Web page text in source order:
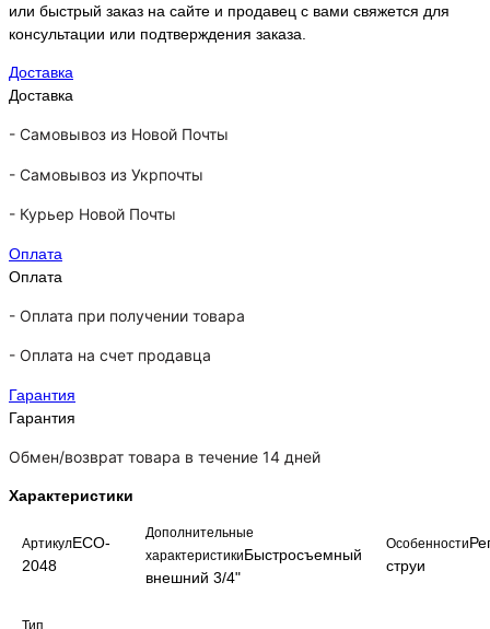
или быстрый заказ на сайте и продавец с вами свяжется для
консультации или подтверждения заказа.
Доставка
Доставка
- Самовывоз из Новой Почты
- Самовывоз из Укрпочты
- Курьер Новой Почты
Оплата
Оплата
- Оплата при получении товара
- Оплата на счет продавца
Гарантия
Гарантия
Обмен/возврат товара в течение 14 дней
Характеристики
АртикулECO-
2048
Дополнительные
характеристикиБыстросъемный
внешний 3/4"
Особенности
струи